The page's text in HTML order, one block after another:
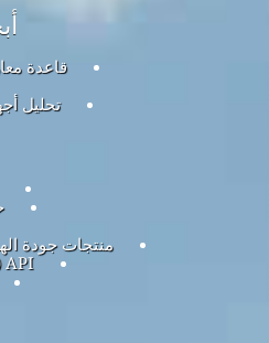
قاعدة
تحليل
منتجات جودة
API (واجهة برمجة التطبيقات)